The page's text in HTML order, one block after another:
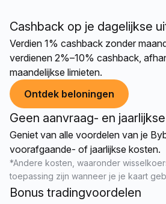
Cashback op je dagelijkse
Verdien 1% cashback zonder
verdienen 2%–10% cashback,
maandelijkse limieten.
Ontdek beloningen
Geen aanvraag- en
Geniet van alle voordelen van je
voorafgaande- of jaarlijkse kosten.
*Andere kosten, waaronder
toepassing zijn wanneer je je kaart
Bonus tradingvoordelen